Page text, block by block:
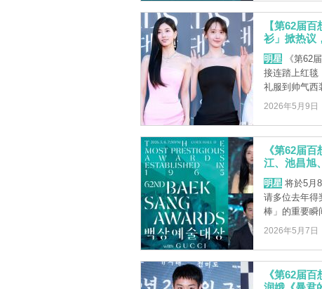
【第62届
衫」掀热议
明星《第62届
接连踏上红毯
礼服到帅气西
2026年5月9
《第62届
江、池昌旭
明星将於5月8
请多位去年得
棒」的重要瞬
2026年5月7
《第62届